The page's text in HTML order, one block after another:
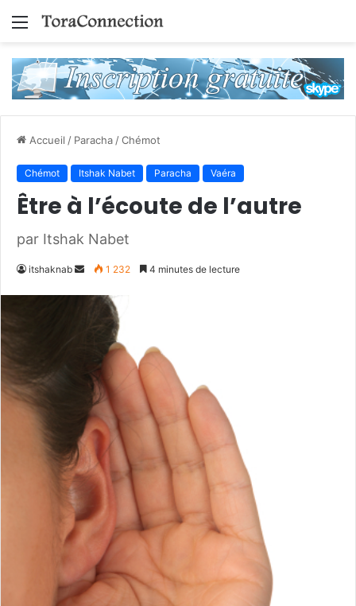
Menu
Accueil / Paracha /Chémot
Chémot Itshak Nabet Paracha Vaéra
Être à l’écoute de l’autre
par Itshak Nabet
itshaknab
Envoyer
courriel
1 232 4 minutes de lecture